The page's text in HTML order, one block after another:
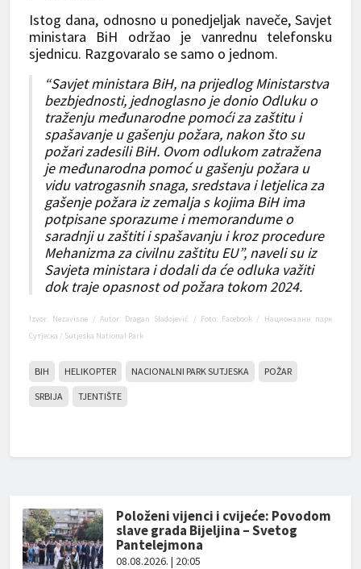
Istog dana, odnosno u ponedjeljak naveče, Savjet
ministara BiH održao je vanrednu telefonsku
sjednicu. Razgovaralo se samo o jednom.
“Savjet ministara BiH, na prijedlog Ministarstva
bezbjednosti, jednoglasno je donio Odluku o
traženju međunarodne pomoći za zaštitu i
spašavanje u gašenju požara, nakon što su
požari zadesili BiH. Ovom odlukom zatražena
je međunarodna pomoć u gašenju požara u
vidu vatrogasnih snaga, sredstava i letjelica za
gašenje požara iz zemalja s kojima BiH ima
potpisane sporazume i memorandume o
saradnji u zaštiti i spašavanju i kroz procedure
Mehanizma za civilnu zaštitu EU”, naveli su iz
Savjeta ministara i dodali da će odluka važiti
dok traje opasnost od požara tokom 2024.
Izvor: Nezavisne / Autor: Dragan Sladojević / Foto: Facebook / Национални парк
Сутјеска / Sutjeska National Park
BIH HELIKOPTER NACIONALNI PARK SUTJESKA POŽAR
SRBIJA TJENTIŠTE
Položeni vijenci i cvijeće: Povodom
slave grada Bijeljina – Svetog
Pantelejmona
08.08.2026. | 20:05